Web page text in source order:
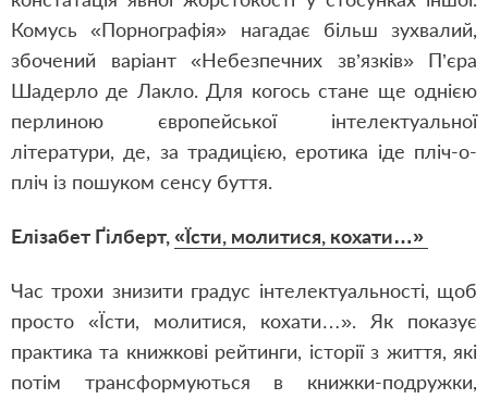
Комусь «Порнографія» нагадає більш зухвалий,
збочений варіант «Небезпечних зв’язків» П’єра
Шадерло де Лакло. Для когось стане ще однією
перлиною європейської інтелектуальної
літератури, де, за традицією, еротика іде пліч-о-
пліч із пошуком сенсу буття.
Елізабет Ґілберт,«Їсти, молитися, кохати…»
Час трохи знизити градус інтелектуальності, щоб
просто «Їсти, молитися, кохати…». Як показує
практика та книжкові рейтинги, історії з життя, які
потім трансформуються в книжки-подружки,